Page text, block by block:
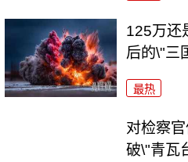
125万还
后的\"三
最热
对检察
破\"青瓦